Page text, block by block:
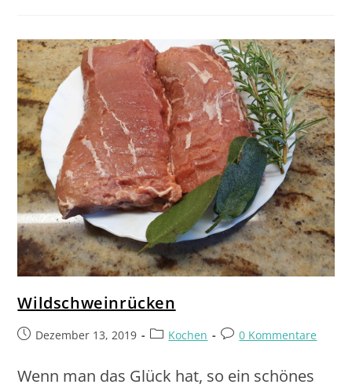
Wildschweinrücken
Dezember 13, 2019 Kochen 0 Kommentare
Wenn man das Glück hat, so ein schönes